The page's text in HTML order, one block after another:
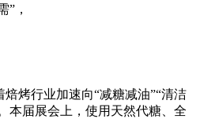
”，
烤行业加速向“减糖减油”“清洁
本届展会上，使用天然代糖、全